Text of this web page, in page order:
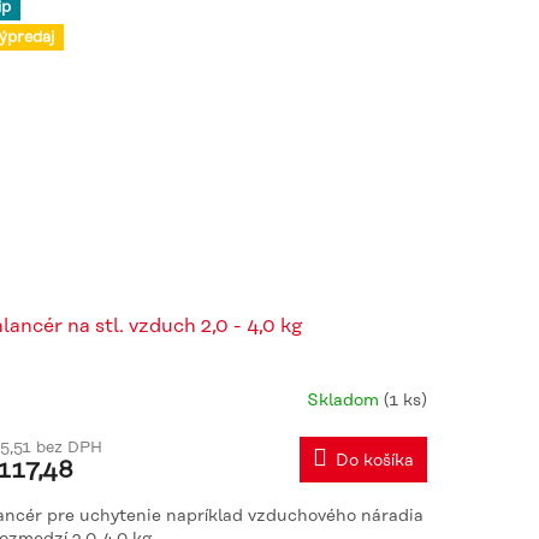
na stl. vzduch 2,0 - 4,0 kg
Skladom (1 ks)
bez DPH
Do košíka
pre uchytenie napríklad vzduchového náradia